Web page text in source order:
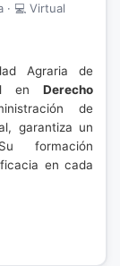
· 💻 Virtual
Agraria de
en Derecho
de
garantiza un
formación
en cada